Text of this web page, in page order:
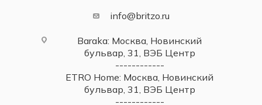
info@britzo.ru
Baraka: Москва, Новинский
бульвар, 31, ВЭБ Центр
------------
ETRO Home: Москва, Новинский
бульвар, 31, ВЭБ Центр
------------